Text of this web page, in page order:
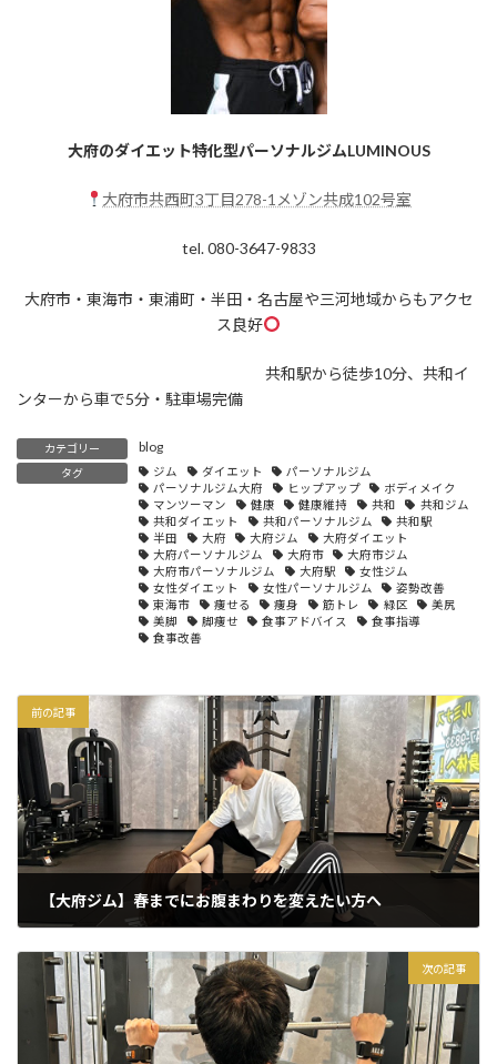
大府のダイエット特化型パーソナルジムLUMINOUS
大府市共西町3丁目278-1メゾン共成102号室
tel. 080-3647-9833
大府市・東海市・東浦町・半田・名古屋や三河地域からもアクセ
ス良好
共和駅から徒歩10分、共和イ
ンターから車で5分・駐車場完備
カテゴリー blog
タグ ジム ダイエット
パーソナルジム
パーソナルジム大府
ヒップアップ
ボディメイク
マンツーマン
健康 健康維持 共和
共和ジム
共和ダイエット
共和パーソナルジム
共和駅
半田
大府 大府ジム
大府ダイエット
大府パーソナルジム
大府市
大府市ジム
大府市パーソナルジム
大府駅
女性ジム
女性ダイエット
女性パーソナルジム
姿勢改善
東海市
痩せる 痩身 筋トレ 緑区
美尻
美脚
脚痩せ 食事アドバイス
食事指導
食事改善
前の記事
【大府ジム】春までにお腹まわりを変えたい方へ
次の記事